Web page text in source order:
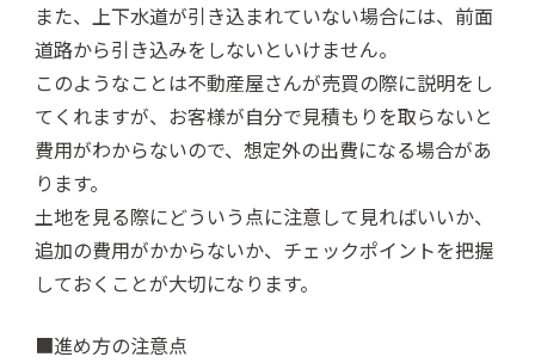
また、上下水道が引き込まれていない場合には、前面
道路から引き込みをしないといけません。
このようなことは不動産屋さんが売買の際に説明をし
てくれますが、お客様が自分で見積もりを取らないと
費用がわからないので、想定外の出費になる場合があ
ります。
土地を見る際にどういう点に注意して見ればいいか、
追加の費用がかからないか、チェックポイントを把握
しておくことが大切になります。
■進め方の注意点